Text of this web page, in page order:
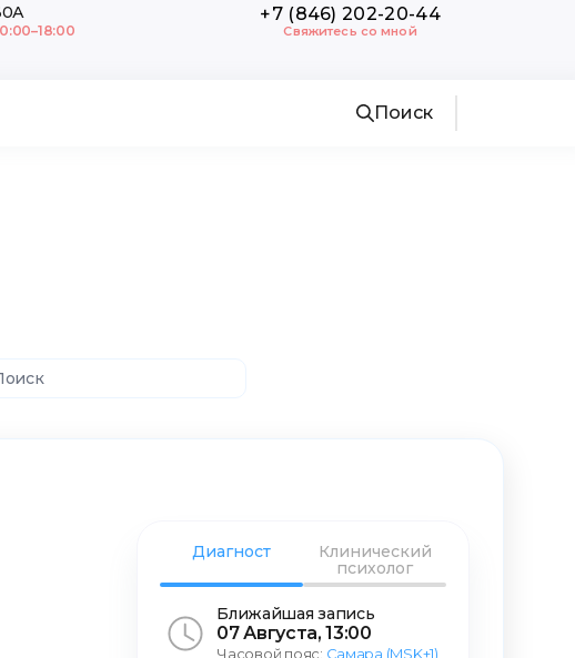
+7 (846) 202-20-44
Свяжитесь со мной
Поиск
Диагност
Клинический
психолог
Ближайшая запись
07 Августа, 13:00
Часовой пояс: Самара (MSK+1)